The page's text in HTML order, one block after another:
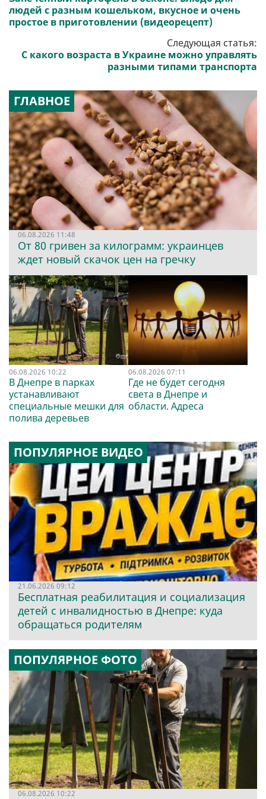
людей с разным кошельком, вкусное и очень
простое в приготовлении (видеорецепт)
Следующая статья:
С какого возраста в Украине можно управлять
разными типами транспорта
ГЛАВНОЕ
06.08.2026 11:48
От 80 гривен за килограмм: украинцев
ждет новый скачок цен на гречку
06.08.2026 10:22
В Днепре в парках
устанавливают
специальные мешки для
полива деревьев
06.08.2026 07:11
Где не будет сегодня
света в Днепре и
области. Адреса
ПОПУЛЯРНОЕ ВИДЕО
21.06.2026 09:12
Бесплатная реабилитация и социализация
детей с инвалидностью в Днепре: куда
обращаться родителям
ПОПУЛЯРНОЕ ФОТО
06.08.2026 10:22